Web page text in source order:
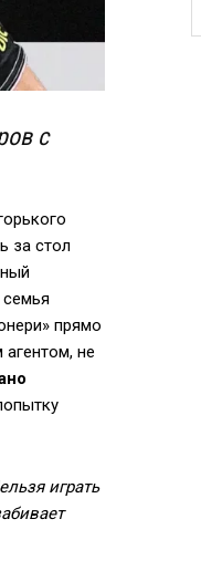
с
за стол
прямо
не
играть